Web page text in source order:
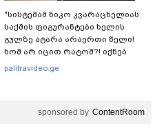
"სისტემამ ნიკო კვარაცხელიას
საქმის ფიგურანტები ხელის
გულზე ატარა არაერთი წელი!
ხომ არ იცით რატომ?! იქნებ
იმიტომ რომ თავად
palitravideo.ge
sponsored by ContentRoom